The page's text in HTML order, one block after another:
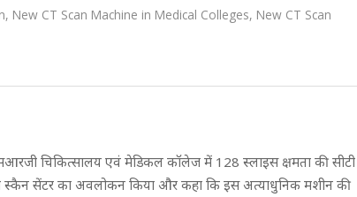
, New CT Scan Machine in Medical Colleges, New CT Scan
चिकित्सालय एवं मेडिकल कॉलेज में 128 स्लाइस क्षमता की सीटी
स्कैन सेंटर का अवलोकन किया और कहा कि इस अत्याधुनिक मशीन की